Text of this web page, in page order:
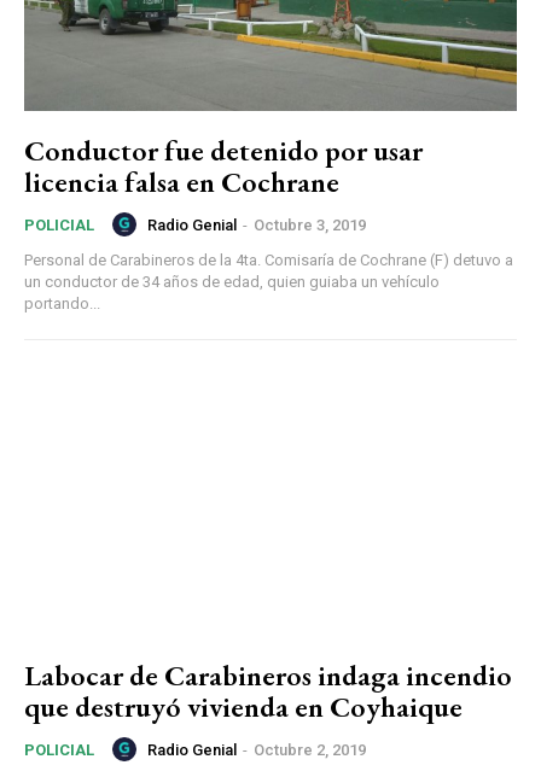
Conductor fue detenido por usar
licencia falsa en Cochrane
POLICIAL Radio Genial - Octubre 3, 2019
Personal de Carabineros de la 4ta. Comisaría de Cochrane (F) detuvo a
un conductor de 34 años de edad, quien guiaba un vehículo
portando...
Labocar de Carabineros indaga incendio
que destruyó vivienda en Coyhaique
POLICIAL Radio Genial - Octubre 2, 2019